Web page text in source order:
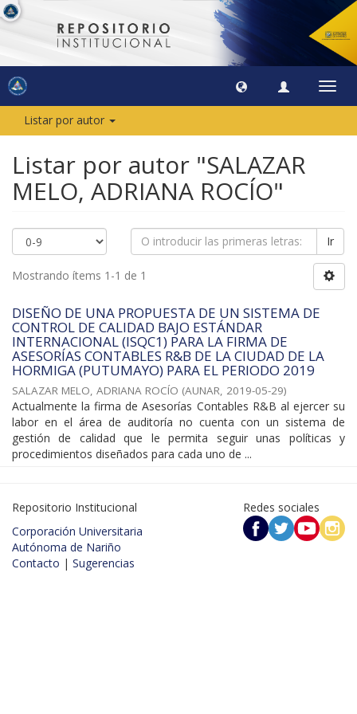
Listar por autor
Listar por autor "SALAZAR
MELO, ADRIANA ROCÍO"
Ir
Mostrando ítems 1-1 de 1
DISEÑO DE UNA PROPUESTA DE UN SISTEMA DE
CONTROL DE CALIDAD BAJO ESTÁNDAR
INTERNACIONAL (ISQC1) PARA LA FIRMA DE
ASESORÍAS CONTABLES R&B DE LA CIUDAD DE LA
HORMIGA (PUTUMAYO) PARA EL PERIODO 2019
SALAZAR MELO, ADRIANA ROCÍO (AUNAR, 2019-05-29)
Actualmente la firma de Asesorías Contables R&B al ejercer su
labor en el área de auditoría no cuenta con un sistema de
gestión de calidad que le permita seguir unas políticas y
procedimientos diseñados para cada uno de ...
Repositorio Institucional
Corporación Universitaria
Autónoma de Nariño
Contacto | Sugerencias
Redes sociales